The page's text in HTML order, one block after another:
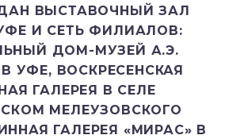
ВЫСТАВОЧНЫЙ ЗАЛ
И СЕТЬ ФИЛИАЛОВ:
ДОМ-МУЗЕЙ А.Э.
УФЕ, ВОСКРЕСЕНСКАЯ
ГАЛЕРЕЯ В СЕЛЕ
МЕЛЕУЗОВСКОГО
ГАЛЕРЕЯ «МИРАС» В